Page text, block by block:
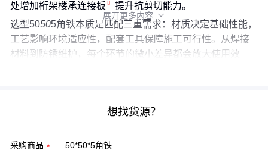
处增加桁架楼承连接板
提升抗剪切能力。
选型50505角铁本质是匹配三重需求：材质决定基础性能，
工艺影响环境适应性，配套工具保障施工可行性。从焊接
材料到防锈维护，每个环节的微小差异都会放大使用效
展开更多内容 
想找货源？
采购商品